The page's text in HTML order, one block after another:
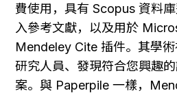
費使用，具有 Scopus 資料
入參考文獻，以及用於
Mendeley Cite 插件。其學
研究人員、發現符合您興趣
案。與 Paperpile 一樣，